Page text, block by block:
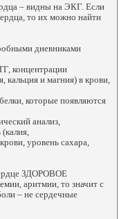
– видны на ЭКГ. Если
то их можно найти
дневниками
концентрации
кальция и магния) в крови,
которые появляются
анализ,
уровень сахара,
ЗДОРОВОЕ
аритмии, то значит с
– не сердечные